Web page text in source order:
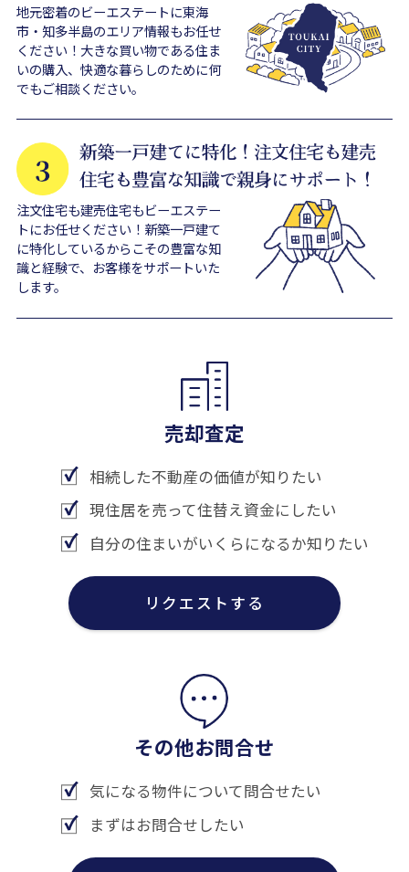
地元密着のビーエステートに東海
市・知多半島のエリア情報もお任せ
ください！大きな買い物である住ま
いの購入、快適な暮らしのために何
でもご相談ください。
注文住宅も建売住宅もビーエステー
トにお任せください！新築一戸建て
に特化しているからこその豊富な知
識と経験で、お客様をサポートいた
します。
売却査定
相続した不動産の価値が知りたい
現住居を売って住替え資金にしたい
自分の住まいがいくらになるか知りたい
リクエストする
その他お問合せ
気になる物件について問合せたい
まずはお問合せしたい